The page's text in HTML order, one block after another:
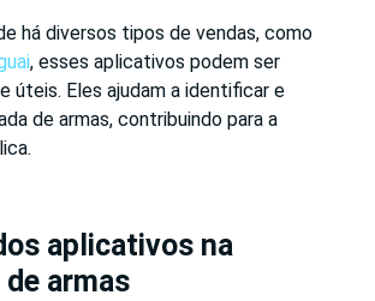
há diversos tipos de vendas, como
, esses aplicativos podem ser
úteis. Eles ajudam a identificar e
de armas, contribuindo para a
aplicativos na
armas